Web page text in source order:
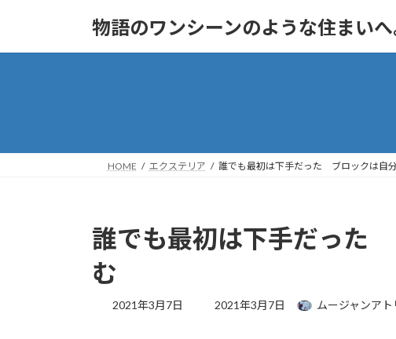
物語のワンシーンのような住まい
HOME エクステリア 誰でも最初は下手だった ブロックは自
誰でも最初は下手だった
む
2021年3月7日
最
2021年3月7日 ムージャンアト